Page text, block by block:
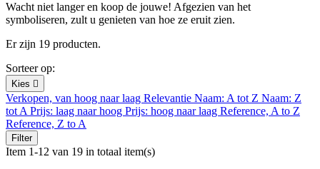
Wacht niet langer en koop de jouwe! Afgezien van het
symboliseren, zult u genieten van hoe ze eruit zien.
Er zijn 19 producten.
Sorteer op:
Kies 
Verkopen, van hoog naar laag Relevantie Naam: A tot Z Naam: Z
tot APrijs: laag naar hoog Prijs: hoog naar laag Reference, A to Z
Reference, Z to A
Filter
Item 1-12 van 19 in totaal item(s)